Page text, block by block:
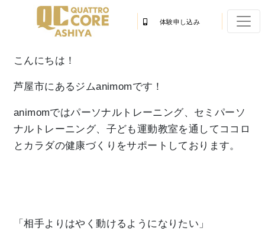
体験申し込み
こんにちは！
芦屋市にあるジムanimomです！
animomではパーソナルトレーニング、セミパーソ
ナルトレーニング、子ども運動教室を通してココロ
とカラダの健康づくりをサポートしております。
「相手よりはやく動けるようになりたい」